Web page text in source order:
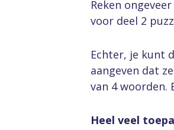
Reken
voor deel 2
Echter, je kunt
aangeven dat
van 4 woorden.
Heel veel